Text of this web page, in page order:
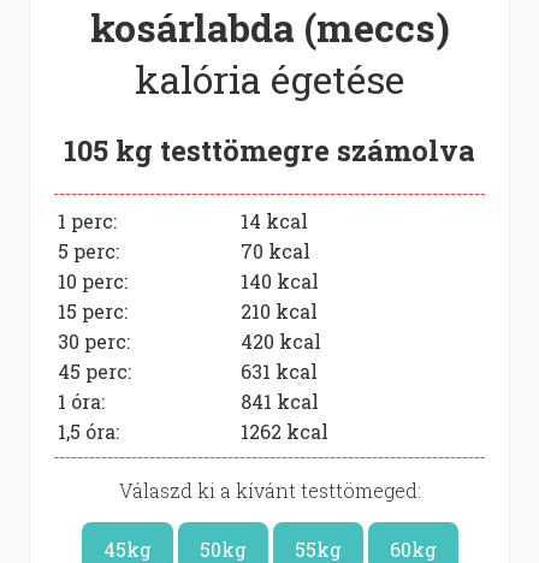
kosárlabda (meccs)
kalória égetése
105 kg testtömegre számolva
1 perc: 14 kcal
5 perc:
70 kcal
10 perc:
140 kcal
15 perc:
210 kcal
30 perc:
420 kcal
45 perc:
631 kcal
1 óra:
841 kcal
1,5 óra:
1262 kcal
Válaszd ki a kívánt testtömeged:
45kg 50kg 55kg 60kg